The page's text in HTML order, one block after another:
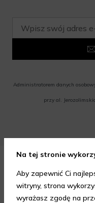
Administratorem danych
przy al.
o.o. informacji
Powyższa zgoda jest
Rabat nie łączy się z innymi
Na tej stronie
Aby zapewnić Ci
witryny, strona
wyrażasz zgodę na